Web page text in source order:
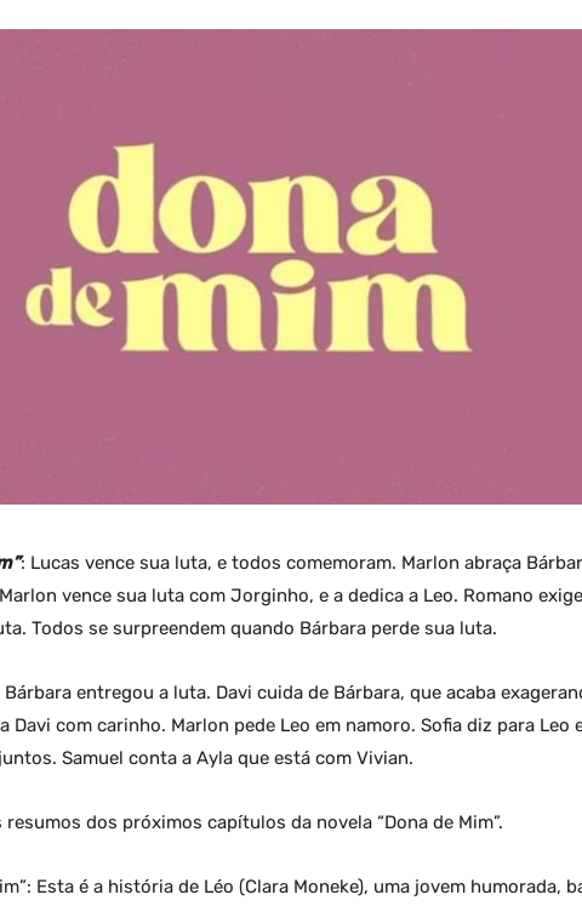
: Lucas vence sua luta, e todos comemoram. Marlon abraça
vence sua luta com Jorginho, e a dedica a Leo. Romano
Todos se surpreendem quando Bárbara perde sua luta.
entregou a luta. Davi cuida de Bárbara, que acaba
Davi com carinho. Marlon pede Leo em namoro. Sofia diz para Leo
Samuel conta a Ayla que está com Vivian.
dos próximos capítulos da novela “Dona de Mim”.
Esta é a história de Léo (Clara Moneke), uma jovem humorada,